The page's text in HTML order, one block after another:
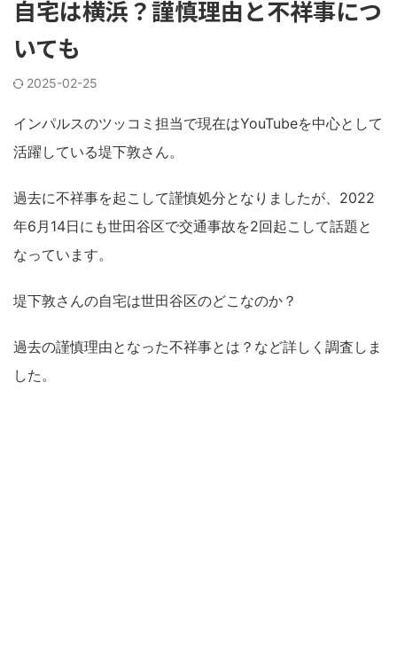
自宅は横浜？謹慎理由と不祥事につ
いても
2025-02-25
インパルスのツッコミ担当で現在はYouTubeを中心として
活躍している堤下敦さん。
過去に不祥事を起こして謹慎処分となりましたが、2022
年6月14日にも世田谷区で交通事故を2回起こして話題と
なっています。
堤下敦さんの自宅は世田谷区のどこなのか？
過去の謹慎理由となった不祥事とは？など詳しく調査しま
した。